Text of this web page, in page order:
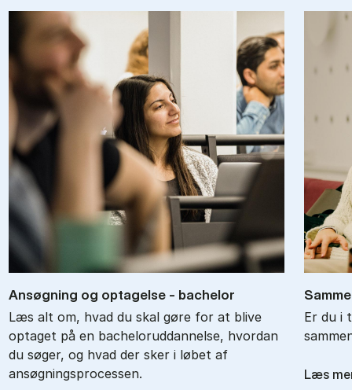
An­søg­ning og op­ta­gel­se - ba­chel­or
Læs alt om, hvad du skal gøre for at blive
optaget på en bacheloruddannelse, hvordan
du søger, og hvad der sker i løbet af
ansøgningsprocessen.
Er du i
Læs